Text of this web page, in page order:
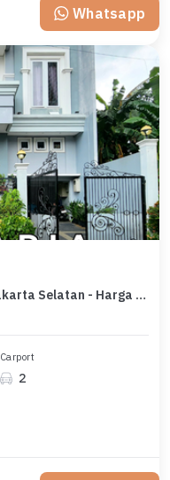
Whatsapp
Rumah Area Premium Gandaria, Jakarta Selatan - Harga Menarik 18,7 Miliar
Carport
2